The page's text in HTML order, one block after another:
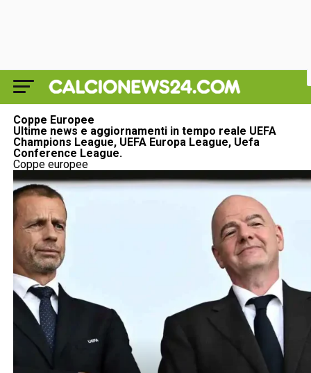
Coppe Europee
Ultime news e aggiornamenti in tempo reale UEFA
Champions League, UEFA Europa League, Uefa
Conference League.
Coppe europee